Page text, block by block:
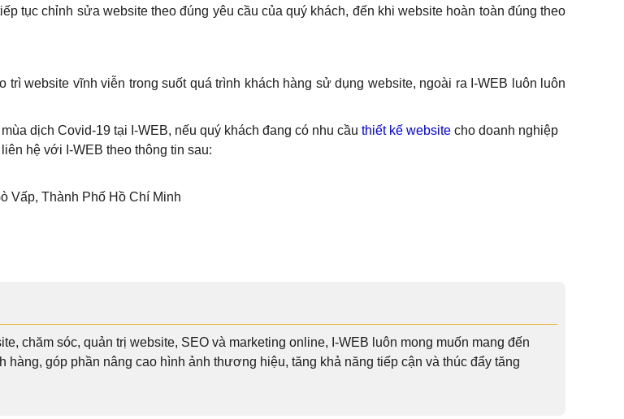
tục chỉnh sửa website theo đúng yêu cầu của quý khách, đến khi website hoàn toàn đúng theo
website vĩnh viễn trong suốt quá trình khách hàng sử dụng website, ngoài ra I-WEB luôn luôn
dịch Covid-19 tại I-WEB, nếu quý khách đang có nhu cầu thiết kế website cho doanh nghiệp
hệ với I-WEB theo thông tin sau:
Vấp, Thành Phố Hồ Chí Minh
chăm sóc, quản trị website, SEO và marketing online, I-WEB luôn mong muốn mang đến
góp phần nâng cao hình ảnh thương hiệu, tăng khả năng tiếp cận và thúc đẩy tăng